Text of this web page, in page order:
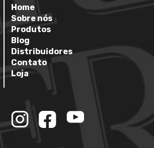
Home
Sobre nós
Produtos
Blog
Distribuidores
Contato
Loja